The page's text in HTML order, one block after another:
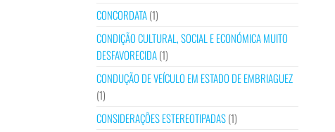
CONCORDATA(1)
CONDIÇÃO CULTURAL, SOCIAL E ECONÓMICA MUITO
DESFAVORECIDA(1)
CONDUÇÃO DE VEÍCULO EM ESTADO DE EMBRIAGUEZ
(1)
CONSIDERAÇÕES ESTEREOTIPADAS(1)